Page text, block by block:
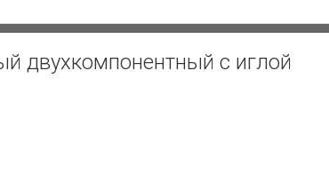
двухкомпонентный с иглой